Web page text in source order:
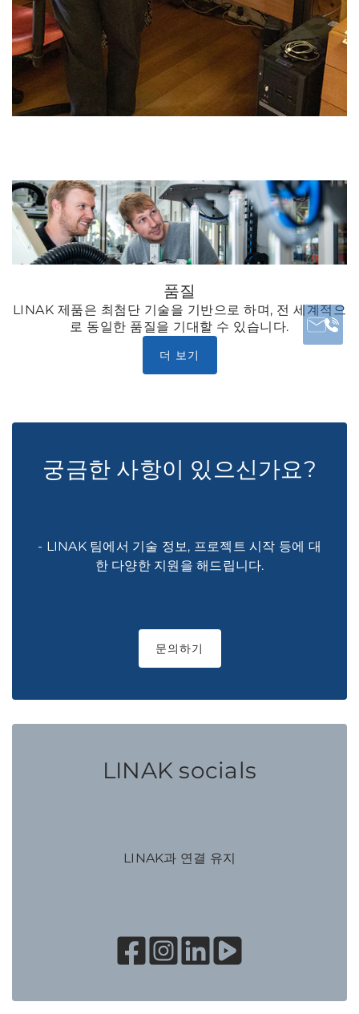
품질
LINAK 제품은 최첨단 기술을 기반으로 하며, 전 세계적으
로 동일한 품질을 기대할 수 있습니다.
더 보기
궁금한 사항이 있으신가요?
- LINAK 팀에서 기술 정보, 프로젝트 시작 등에 대
한 다양한 지원을 해드립니다.
문의하기
LINAK socials
LINAK과 연결 유지